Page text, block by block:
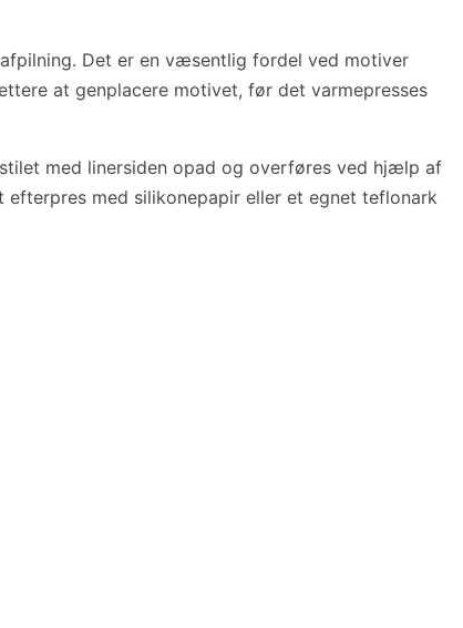
Det er en væsentlig fordel ved motiver
at genplacere motivet, før det varmepresses
med linersiden opad og overføres ved hjælp af
efterpres med silikonepapir eller et egnet teflonark